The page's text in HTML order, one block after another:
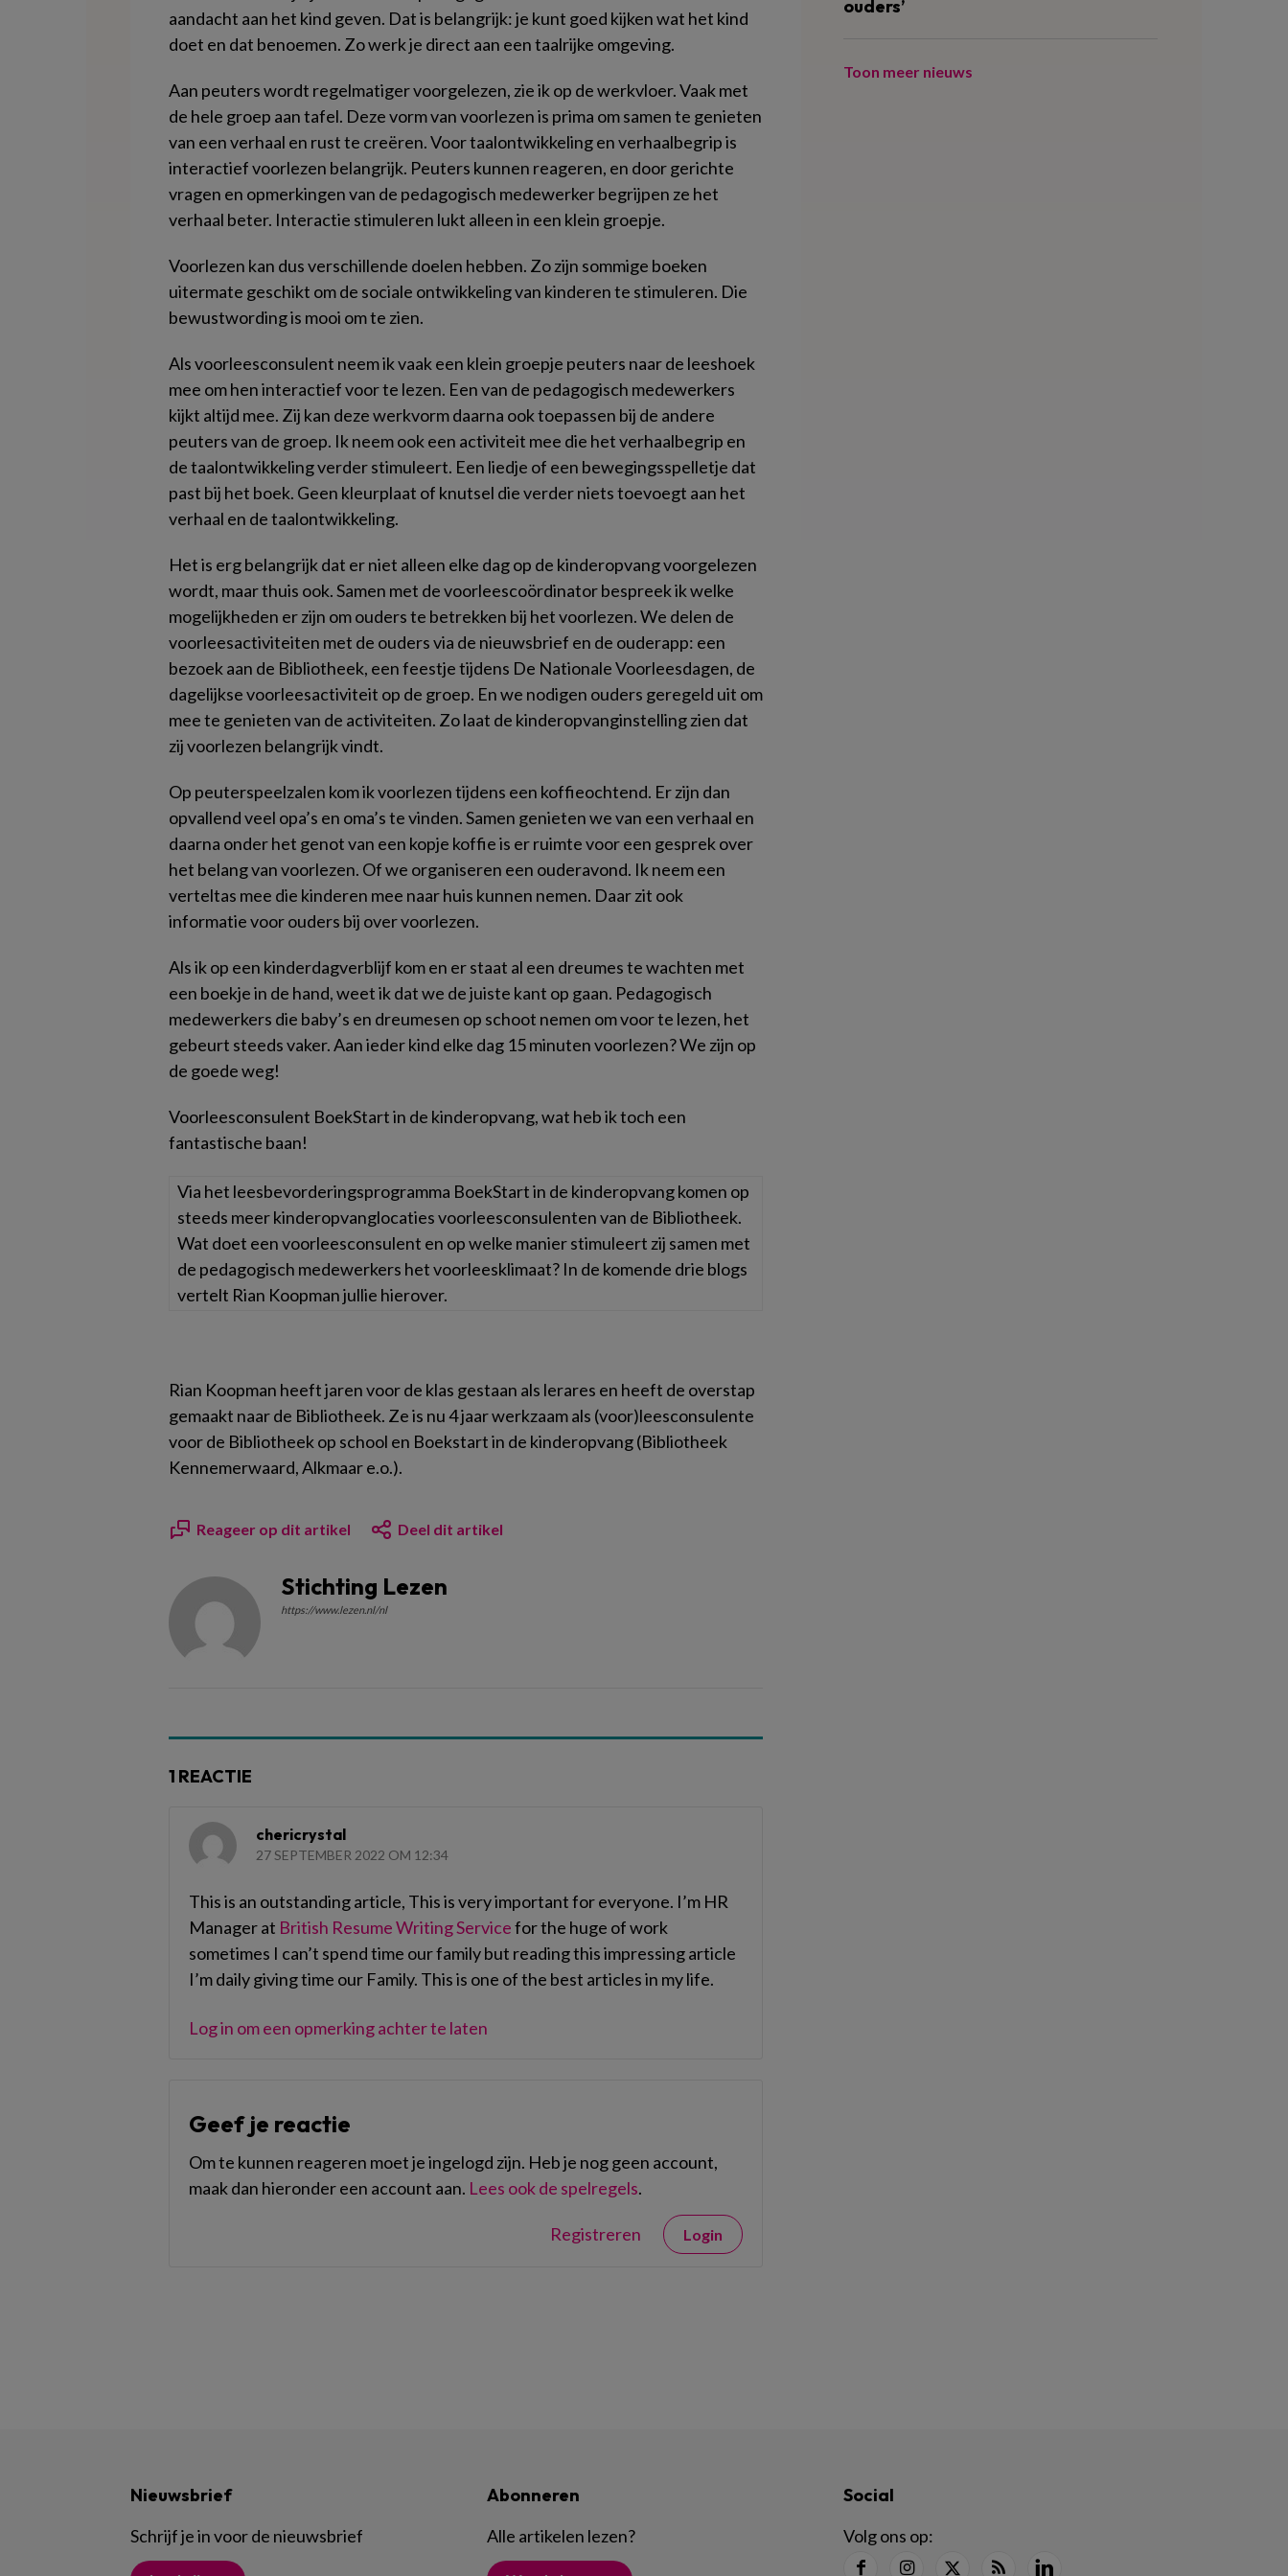
aandacht aan het kind geven. Dat is belangrijk: je kunt goed kijken wat het kind
doet en dat benoemen. Zo werk je direct aan een taalrijke omgeving.
Aan peuters wordt regelmatiger voorgelezen, zie ik op de werkvloer. Vaak met
de hele groep aan tafel. Deze vorm van voorlezen is prima om samen te genieten
van een verhaal en rust te creëren. Voor taalontwikkeling en verhaalbegrip is
interactief voorlezen belangrijk. Peuters kunnen reageren, en door gerichte
vragen en opmerkingen van de pedagogisch medewerker begrijpen ze het
verhaal beter. Interactie stimuleren lukt alleen in een klein groepje.
Voorlezen kan dus verschillende doelen hebben. Zo zijn sommige boeken
uitermate geschikt om de sociale ontwikkeling van kinderen te stimuleren. Die
bewustwording is mooi om te zien.
Als voorleesconsulent neem ik vaak een klein groepje peuters naar de leeshoek
mee om hen interactief voor te lezen. Een van de pedagogisch medewerkers
kijkt altijd mee. Zij kan deze werkvorm daarna ook toepassen bij de andere
peuters van de groep. Ik neem ook een activiteit mee die het verhaalbegrip en
de taalontwikkeling verder stimuleert. Een liedje of een bewegingsspelletje dat
past bij het boek. Geen kleurplaat of knutsel die verder niets toevoegt aan het
verhaal en de taalontwikkeling.
Het is erg belangrijk dat er niet alleen elke dag op de kinderopvang voorgelezen
wordt, maar thuis ook. Samen met de voorleescoördinator bespreek ik welke
mogelijkheden er zijn om ouders te betrekken bij het voorlezen. We delen de
voorleesactiviteiten met de ouders via de nieuwsbrief en de ouderapp: een
bezoek aan de Bibliotheek, een feestje tijdens De Nationale Voorleesdagen, de
dagelijkse voorleesactiviteit op de groep. En we nodigen ouders geregeld uit om
mee te genieten van de activiteiten. Zo laat de kinderopvanginstelling zien dat
zij voorlezen belangrijk vindt.
Op peuterspeelzalen kom ik voorlezen tijdens een koffieochtend. Er zijn dan
opvallend veel opa’s en oma’s te vinden. Samen genieten we van een verhaal en
daarna onder het genot van een kopje koffie is er ruimte voor een gesprek over
het belang van voorlezen. Of we organiseren een ouderavond. Ik neem een
verteltas mee die kinderen mee naar huis kunnen nemen. Daar zit ook
informatie voor ouders bij over voorlezen.
Als ik op een kinderdagverblijf kom en er staat al een dreumes te wachten met
een boekje in de hand, weet ik dat we de juiste kant op gaan. Pedagogisch
medewerkers die baby’s en dreumesen op schoot nemen om voor te lezen, het
gebeurt steeds vaker. Aan ieder kind elke dag 15 minuten voorlezen? We zijn op
de goede weg!
Voorleesconsulent BoekStart in de kinderopvang, wat heb ik toch een
fantastische baan!
Via het leesbevorderingsprogramma BoekStart in de kinderopvang komen op
steeds meer kinderopvanglocaties voorleesconsulenten van de Bibliotheek.
Wat doet een voorleesconsulent en op welke manier stimuleert zij samen met
de pedagogisch medewerkers het voorleesklimaat? In de komende drie blogs
vertelt Rian Koopman jullie hierover.
Rian Koopman heeft jaren voor de klas gestaan als lerares en heeft de overstap
gemaakt naar de Bibliotheek. Ze is nu 4 jaar werkzaam als (voor)leesconsulente
voor de Bibliotheek op school en Boekstart in de kinderopvang (Bibliotheek
Kennemerwaard, Alkmaar e.o.).
Reageer op dit artikel Deel dit artikel
Stichting Lezen
https://www.lezen.nl/nl
1 REACTIE
chericrystal
27 SEPTEMBER 2022 OM 12:34
This is an outstanding article, This is very important for everyone. I’m HR
Manager at British Resume Writing Servicefor the huge of work
sometimes I can’t spend time our family but reading this impressing article
I’m daily giving time our Family. This is one of the best articles in my life.
Log in om een opmerking achter te laten
Geef je reactie
Om te kunnen reageren moet je ingelogd zijn. Heb je nog geen account,
maak dan hieronder een account aan. Lees ook de spelregels.
Registreren Login
ouders’
Toon meer nieuws
Nieuwsbrief
Schrijf je in voor de nieuwsbrief
Abonneren
Alle artikelen lezen?
Social
Volg ons op: